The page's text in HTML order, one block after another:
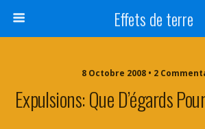
Effets de terre
8 Octobre 2008 • 2
Expulsions: Que D’égards